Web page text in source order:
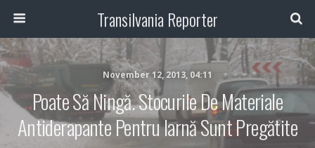
Transilvania Reporter
November 12, 2013, 04:11
Poate Să Ningă. Stocurile De Materiale
Antiderapante Pentru Iarnă Sunt Pregătite